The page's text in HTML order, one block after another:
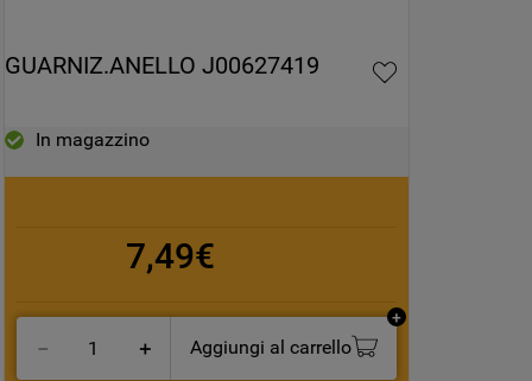
GUARNIZ.ANELLO J00627419
In magazzino
7,49€
＋
－ Aggiungi al carrello